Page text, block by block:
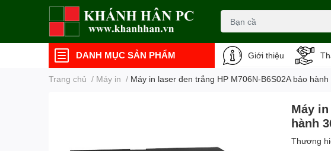
DANH MỤC SẢN PHẨM Giới thiệu
Trang chủ / Máy in / Máy in laser đen trắng HP M706N-B6S02A bảo hành
Máy
hành
Thương